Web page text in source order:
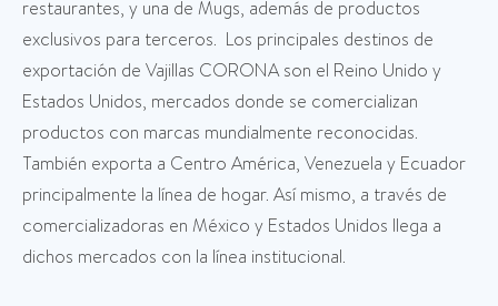
restaurantes, y una de Mugs, además de productos
exclusivos para terceros. Los principales destinos de
exportación de Vajillas CORONA son el Reino Unido y
Estados Unidos, mercados donde se comercializan
productos con marcas mundialmente reconocidas.
También exporta a Centro América, Venezuela y Ecuador
principalmente la línea de hogar. Así mismo, a través de
comercializadoras en México y Estados Unidos llega a
dichos mercados con la línea institucional.